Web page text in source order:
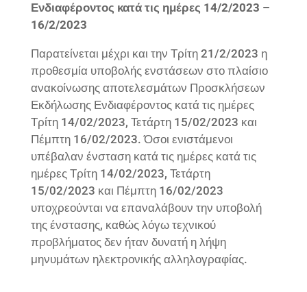
Ενδιαφέροντος κατά τις ημέρες 14/2/2023 –
16/2/2023
Παρατείνεται μέχρι και την Τρίτη 21/2/2023 η
προθεσμία υποβολής ενστάσεων στο πλαίσιο
ανακοίνωσης αποτελεσμάτων Προσκλήσεων
Εκδήλωσης Ενδιαφέροντος κατά τις ημέρες
Τρίτη 14/02/2023, Τετάρτη 15/02/2023 και
Πέμπτη 16/02/2023. Όσοι ενιστάμενοι
υπέβαλαν ένσταση κατά τις ημέρες κατά τις
ημέρες Τρίτη 14/02/2023, Τετάρτη
15/02/2023 και Πέμπτη 16/02/2023
υποχρεούνται να επαναλάβουν την υποβολή
της ένστασης, καθώς λόγω τεχνικού
προβλήματος δεν ήταν δυνατή η λήψη
μηνυμάτων ηλεκτρονικής αλληλογραφίας.